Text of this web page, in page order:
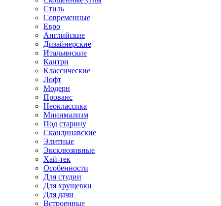
Стиль
Современные
Евро
Английские
Дизайнерские
Итальянские
Кантри
Классические
Лофт
Модерн
Прованс
Неоклассика
Минимализм
Под старину
Скандинавские
Элитные
Эксклюзивные
Хай-тек
Особенности
Для студии
Для хрущевки
Для дачи
Встроенные